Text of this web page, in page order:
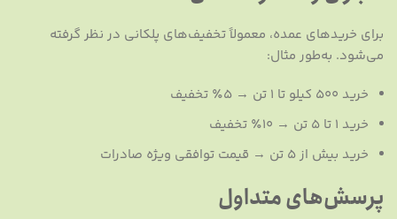
برای خریدهای عمده، معمولاً تخفیف‌های پلکانی در نظر گرفته
می‌شود. به‌طور مثال:
خرید ۵۰۰ کیلو تا ۱ تن → ۵٪ تخفیف
خرید ۱ تا ۵ تن → ۱۰٪ تخفیف
خرید بیش از ۵ تن → قیمت توافقی ویژه صادرات
پرسش‌های متداول